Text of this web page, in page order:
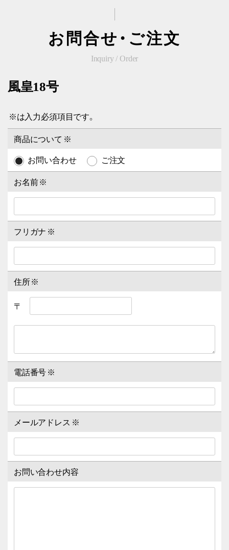
お問合せ・ご注文
Inquiry / Order
風皇18号
※は入力必須項目です。
商品について ※
お問い合わせ
ご注文
お名前※
フリガナ ※
住所※
〒
電話番号※
メールアドレス ※
お問い合わせ内容